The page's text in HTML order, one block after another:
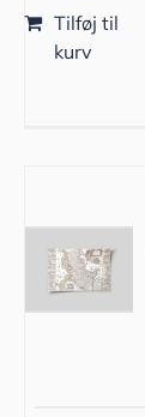
Tilføj til
kurv